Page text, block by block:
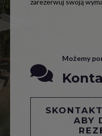
zarezerwuj swoją
Możemy
ABY